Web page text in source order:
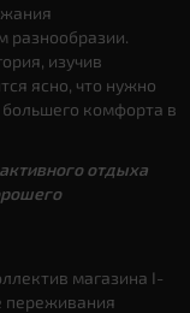
разнообразии.
изучив
ясно, что нужно
комфорта в
отдыха
магазина I-
переживания